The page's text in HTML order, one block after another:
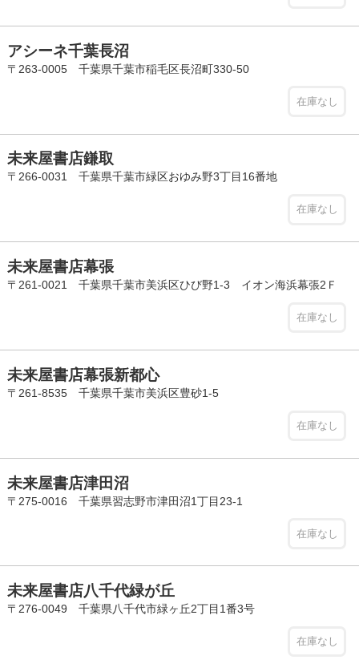
アシーネ千葉長沼
〒263-0005 千葉県千葉市稲毛区長沼町330-50
在庫なし
未来屋書店鎌取
〒266-0031 千葉県千葉市緑区おゆみ野3丁目16番地
在庫なし
未来屋書店幕張
〒261-0021 千葉県千葉市美浜区ひび野1-3 イオン海浜幕張2Ｆ
在庫なし
未来屋書店幕張新都心
〒261-8535 千葉県千葉市美浜区豊砂1-5
在庫なし
未来屋書店津田沼
〒275-0016 千葉県習志野市津田沼1丁目23-1
在庫なし
未来屋書店八千代緑が丘
〒276-0049 千葉県八千代市緑ヶ丘2丁目1番3号
在庫なし